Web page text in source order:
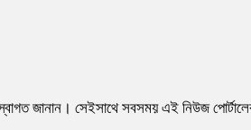
জানান। সেইসাথে সবসময় এই নিউজ